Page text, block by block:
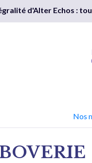
d'Alter Echos :
Nos